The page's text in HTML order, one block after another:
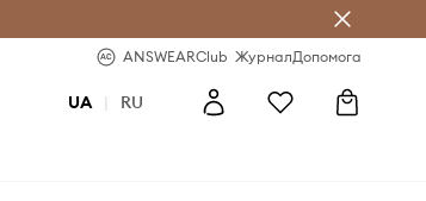
ANSWEARClub ЖурналДопомога
UA | RU